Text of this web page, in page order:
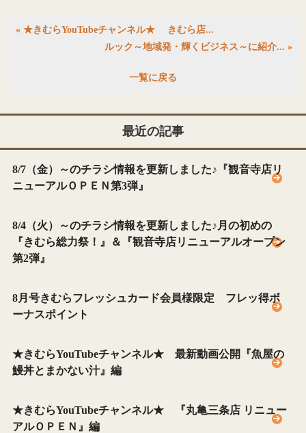
« ★きむらYouTubeチャンネル★ きむら店...
ルック～地域発・輝くビジネス～に紹介... »
一覧に戻る
最近の記事
8/7（金）～のチラシ情報を更新しました♪『観音寺店リ
ニューアルＯＰＥＮ第3弾』
8/4（火）～のチラシ情報を更新しました♪月の初めの
『きむら総力祭！』＆『観音寺店リニューアルオープン
第2弾』
8月号きむらフレッシュカード会員様限定 フレッ得ボ
ーナスポイント
★きむらYouTubeチャンネル★ 最新動画公開『魚屋の
鰻丼とまかない汁』編
★きむらYouTubeチャンネル★ 『丸亀三条店 リニュー
アルＯＰＥＮ』編